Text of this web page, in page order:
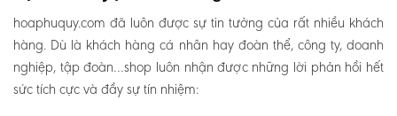
hoaphuquy.com đã luôn được sự tin tưởng của rất nhiều khách
hàng. Dù là khách hàng cá nhân hay đoàn thể, công ty, doanh
nghiệp, tập đoàn…shop luôn nhận được những lời phản hồi hết
sức tích cực và đầy sự tín nhiệm: